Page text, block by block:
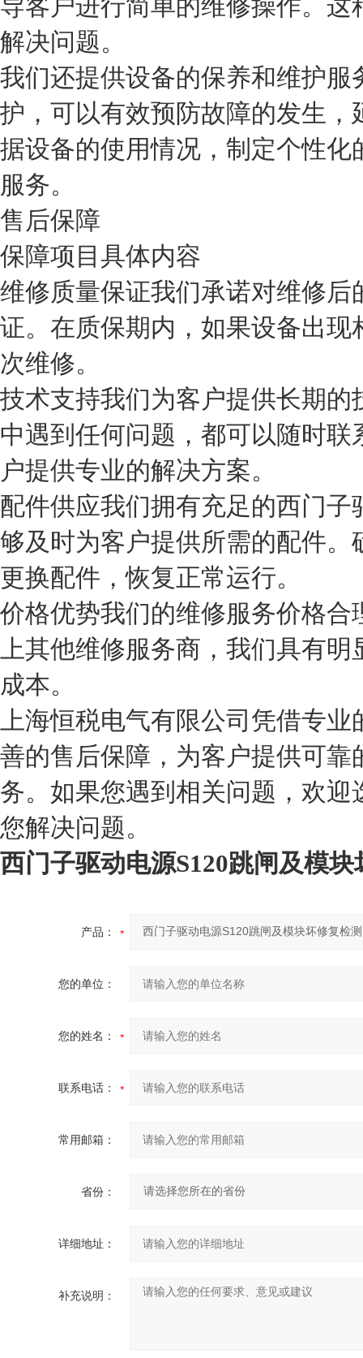
导客户进行简单的维修操作。
解决问题。
我们还提供设备的保养和维护
护，可以有效预防故障的发生
据设备的使用情况，制定个性
服务。
售后保障
保障项目 具体内容
维修质量保证我们承诺对维修后
证。在质保期内，如果设备出
次维修。
技术支持我们为客户提供长期的
中遇到任何问题，都可以随时
户提供专业的解决方案。
配件供应我们拥有充足的西门子
够及时为客户提供所需的配件
更换配件，恢复正常运行。
价格优势我们的维修服务价格合
上其他维修服务商，我们具有
成本。
上海恒税电气有限公司凭借专
善的售后保障，为客户提供可靠
务。如果您遇到相关问题，欢
您解决问题。
西门子驱动电源S120跳闸及模
产品：
您的单位：
您的姓名：
联系电话：
常用邮箱：
省份：
详细地址：
补充说明：